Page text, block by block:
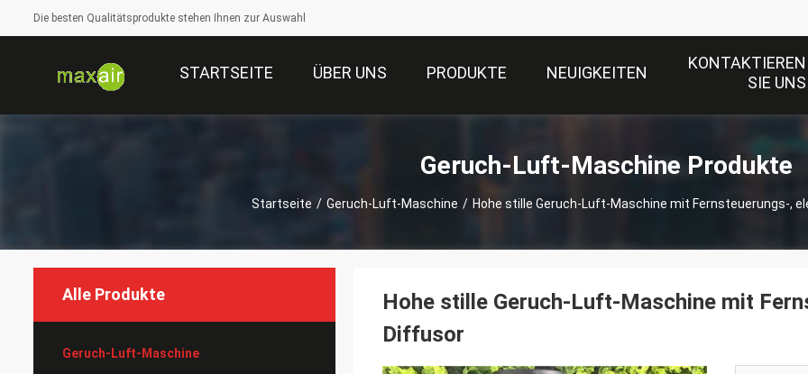
Die besten Qualitätsprodukte stehen Ihnen zur Auswahl
STARTSEITE ÜBER UNS PRODUKTE NEUIGKEITEN
KONTAKTIEREN
SIE UNS
Geruch-Luft-Maschine Produkte
Startseite / Geruch-Luft-Maschine / Hohe stille Geruch-Luft-Maschine mit Fernsteuerungs-,
Alle Produkte
Geruch-Luft-Maschine
Hohe stille Geruch-Luft-Maschine mit
Diffusor